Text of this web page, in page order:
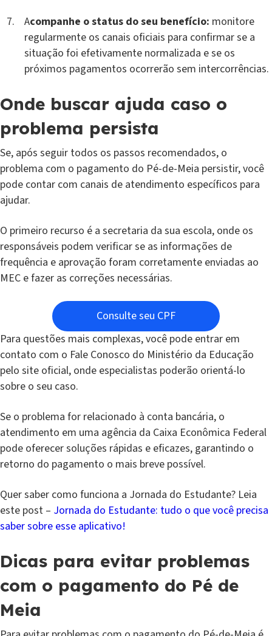
Acompanhe o status do seu benefício: monitore
regularmente os canais oficiais para confirmar se a
situação foi efetivamente normalizada e se os
próximos pagamentos ocorrerão sem intercorrências.
Onde buscar ajuda caso o
problema persista
Se, após seguir todos os passos recomendados, o
problema com o pagamento do Pé-de-Meia persistir, você
pode contar com canais de atendimento específicos para
ajudar.
O primeiro recurso é a secretaria da sua escola, onde os
responsáveis podem verificar se as informações de
frequência e aprovação foram corretamente enviadas ao
MEC e fazer as correções necessárias.
Consulte seu CPF
Para questões mais complexas, você pode entrar em
contato com o Fale Conosco do Ministério da Educação
pelo site oficial, onde especialistas poderão orientá-lo
sobre o seu caso.
Se o problema for relacionado à conta bancária, o
atendimento em uma agência da Caixa Econômica Federal
pode oferecer soluções rápidas e eficazes, garantindo o
retorno do pagamento o mais breve possível.
Quer saber como funciona a Jornada do Estudante? Leia
este post – Jornada do Estudante: tudo o que você precisa
saber sobre esse aplicativo!
Dicas para evitar problemas
com o pagamento do Pé de
Meia